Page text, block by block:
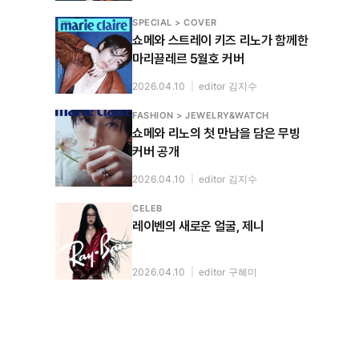
SPECIAL > COVER
쇼메와 스트레이 키즈 리노가 함께한
마리끌레르 5월호 커버
2026.04.10 editor 김지수
FASHION > JEWELRY&WATCH
쇼메와 리노의 첫 만남을 담은 무빙
커버 공개
2026.04.10 editor 김지수
CELEB
레이벤의 새로운 얼굴, 제니
2026.04.10 editor 구혜미